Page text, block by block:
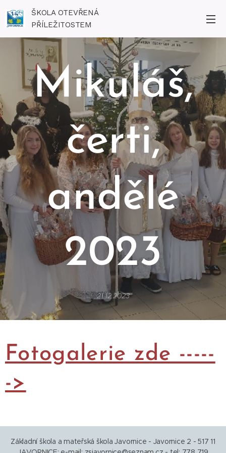
ŠKOLA OTEVŘENÁ
PŘÍLEŽITOSTEM
Mikuláš,
čerti,
andělé
2023
21.12.2023
Fotogalerie zde -----
->
Základní škola a mateřská škola Javornice - Javornice 2 - 517 11